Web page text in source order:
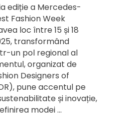
ediție a Mercedes-
Fashion Week
loc între 15 și 18
transformând
un pol regional al
organizat de
Designers of
pune accentul pe
și inovație,
modei